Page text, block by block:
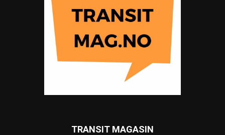
TRANSIT MAGASIN